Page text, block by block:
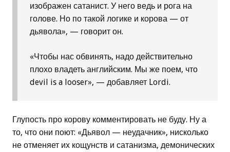
изображен сатанист. У него ведь и рога на
голове. Но по такой логике и корова — от
дьявола», — говорит он.
«Чтобы нас обвинять, надо действительно
плохо владеть английским. Мы же поем, что
devil is a looser», — добавляет Lordi.
Глупость про корову комментировать не буду. Ну а
то, что они поют: «Дьявол — неудачник», нисколько
не отменяет их кощунств и сатанизма, демонических